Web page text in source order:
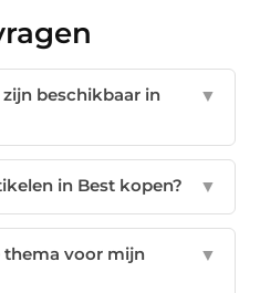
beschikbaar in
▼
in Best kopen? ▼
thema voor mijn
▼